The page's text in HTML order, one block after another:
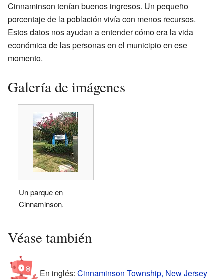
Cinnaminson tenían buenos ingresos. Un pequeño
porcentaje de la población vivía con menos recursos.
Estos datos nos ayudan a entender cómo era la vida
económica de las personas en el municipio en ese
momento.
Galería de imágenes
Un parque en
Cinnaminson.
Véase también
En inglés: Cinnaminson Township, New Jersey